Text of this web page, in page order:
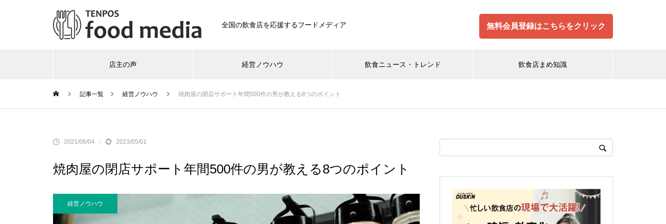
全国の飲食店を応援するフードメディア 無料会員登録はこちらをクリック
店主の声 経営ノウハウ 飲食ニュース・トレンド 飲食店まめ知識
記事一覧 経営ノウハウ 焼肉屋の閉店サポート年間500件の男が教える8つのポイント
2021/06/04 2023/05/01
焼肉屋の閉店サポート年間500件の男が教える8つのポイント
経営ノウハウ